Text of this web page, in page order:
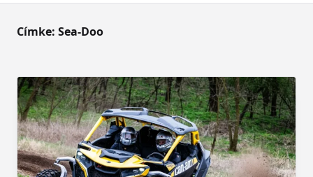
Címke: Sea-Doo